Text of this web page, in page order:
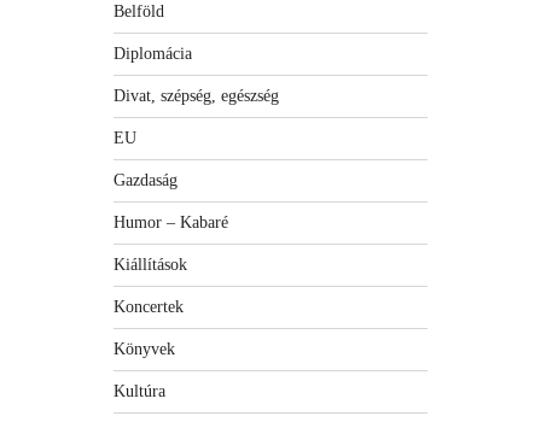
Belföld
Diplomácia
Divat, szépség, egészség
EU
Gazdaság
Humor – Kabaré
Kiállítások
Koncertek
Könyvek
Kultúra